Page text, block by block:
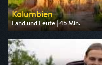
Kolumbien
Land und Leute | 45 Min.
Ausgestrahlt von arte
am 10.08.2026, 17:50